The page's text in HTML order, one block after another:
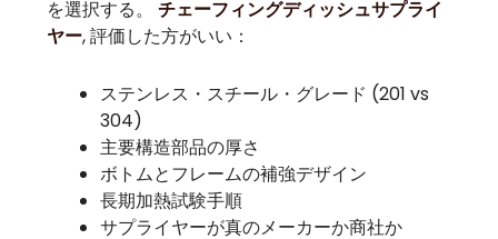
を選択する。チェーフィングディッシュサプライ
ヤー, 評価した方がいい：
ステンレス・スチール・グレード (201 vs
304)
主要構造部品の厚さ
ボトムとフレームの補強デザイン
長期加熱試験手順
サプライヤーが真のメーカーか商社か